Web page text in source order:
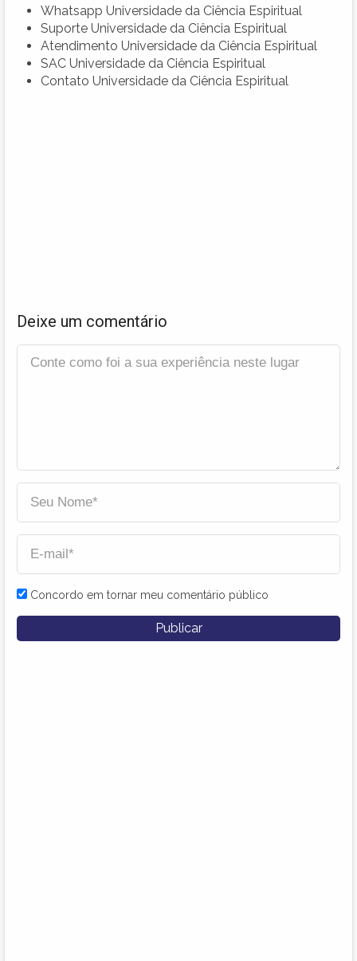
Whatsapp Universidade da Ciência Espiritual
Suporte Universidade da Ciência Espiritual
Atendimento Universidade da Ciência Espiritual
SAC Universidade da Ciência Espiritual
Contato Universidade da Ciência Espiritual
Deixe um comentário
Concordo em tornar meu comentário público